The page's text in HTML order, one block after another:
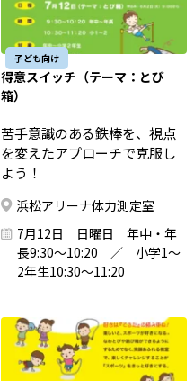
子ども向け
得意スイッチ（テーマ：とび
箱）
苦手意識のある鉄棒を、視点
を変えたアプローチで克服し
よう！
浜松アリーナ体力測定室
7月12日 日曜日 年中・年
長9:30～10:20 ／ 小学1～
2年生10:30～11:20